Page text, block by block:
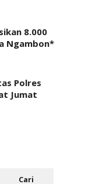
8.000
Ngambon*
Polres
Jumat